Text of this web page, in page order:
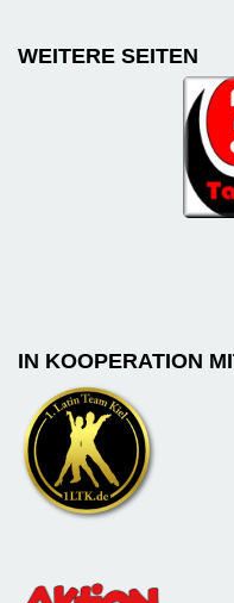
WEITERE SEITEN
IN KOOPERATION